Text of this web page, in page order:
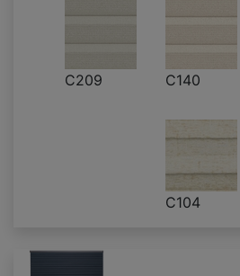
C209 C140
C104